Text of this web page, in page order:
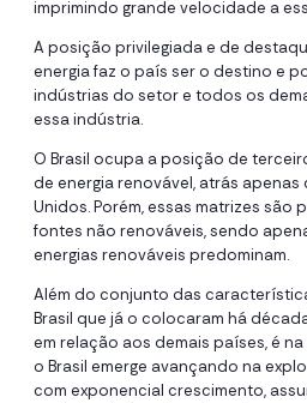
imprimindo grande velocidade a
A posição privilegiada e de
energia faz o país ser o destino e
indústrias do setor e todos os
essa indústria.
O Brasil ocupa a posição de
de energia renovável, atrás apenas
Unidos. Porém, essas matrizes são
fontes não renováveis, sendo
energias renováveis predominam.
Além do conjunto das
Brasil que já o colocaram há
em relação aos demais países, é
o Brasil emerge avançando na
com exponencial crescimento,